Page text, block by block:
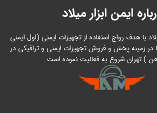
ایمن ابزار میلاد
با هدف رواج استفاده از تجهیزات ایمنی (اول ایمنی
بعد کار ) از سال 1396 در زمینه پخش و فروش تجهیزات ایمنی و ترافیکی در
آهن ) تهران شروع به فعالیت نموده است.